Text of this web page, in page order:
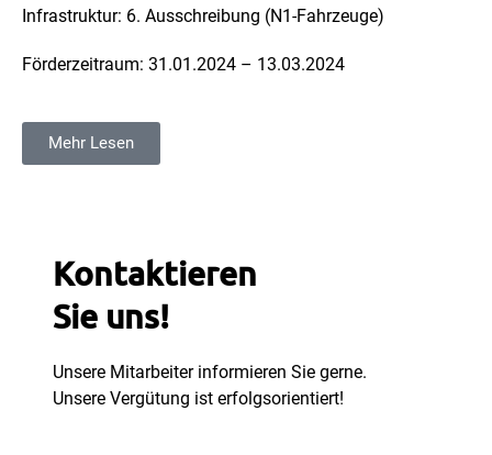
Infrastruktur: 6. Ausschreibung (N1-Fahrzeuge)
Förderzeitraum: 31.01.2024 – 13.03.2024
Mehr Lesen
Kontaktieren
Sie uns!
Unsere Mitarbeiter informieren Sie gerne.
Unsere Vergütung ist erfolgsorientiert!